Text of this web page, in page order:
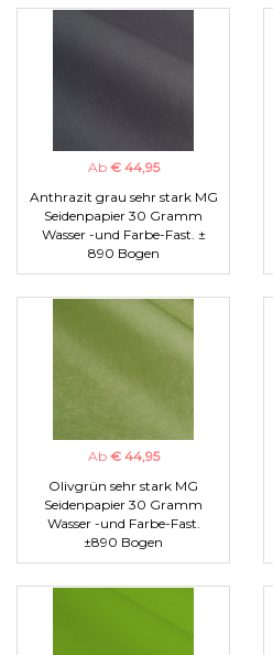
Ab € 44,95
Anthrazit grau sehr stark MG
Seidenpapier 30 Gramm
Wasser -und Farbe-Fast. ±
890 Bogen
Ab € 44,95
Olivgrün sehr stark MG
Seidenpapier 30 Gramm
Wasser -und Farbe-Fast.
±890 Bogen